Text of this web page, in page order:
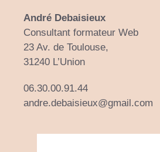
André Debaisieux
Consultant formateur Web
23 Av. de Toulouse,
31240 L’Union
06.30.00.91.44
andre.debaisieux@gmail.com